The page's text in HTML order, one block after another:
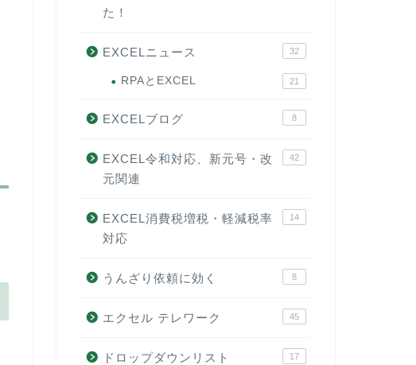
た！
EXCELニュース 32
RPAとEXCEL 21
EXCELブログ 8
EXCEL令和対応、新元号・改
元関連
42
EXCEL消費税増税・軽減税率
対応
14
うんざり依頼に効く 8
エクセル テレワーク 45
ドロップダウンリスト 17